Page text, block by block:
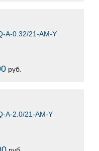
A-0.32/21-AM-Y
руб.
A-2.0/21-AM-Y